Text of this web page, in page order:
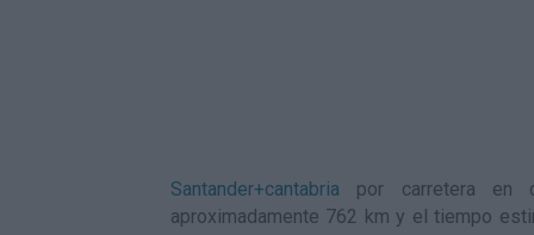
Santander+cantabria por carretera en
aproximadamente 762 km y el tiempo